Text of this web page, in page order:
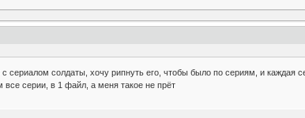
сериалом солдаты, хочу рипнуть его, чтобы было по сериям, и каждая
серии, в 1 файл, а меня такое не прёт